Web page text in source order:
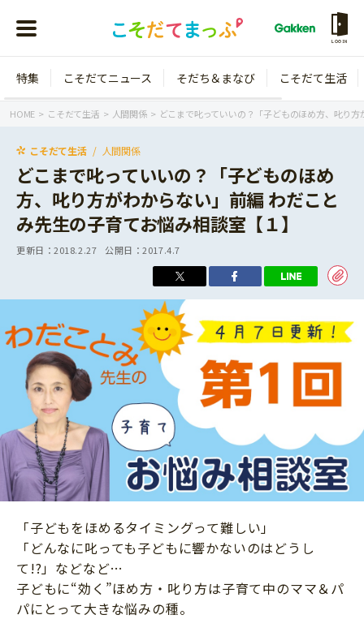
LOGIN
年齢から探す
3歳
年中
年長
小学1年生
小学2年生
小学3年生
小学4年生
小学5年生
小学6年生
こそだてニュース
イベント
ニュース
そだち＆まなび
ワーク・ドリル
幼稚園・保育園
小学校
科学・プログラミング
教育・学習
絵本・読み聞かせ
自由研究・工作
読書感想文
本・読書
こそだて生活
住まい
ファッション・美容
行事・イベント
親子でいっしょに
人間関係
おでかけ
こそだてマンガ
特集 こそだてニュース そだち＆まなび こそだて生活
HOME こそだて生活 人間関係 どこまで叱っていいの？「子どものほめ方、叱り
こそだて生活 人間関係
どこまで叱っていいの？「子どものほめ
方、叱り方がわからない」前編 わだこと
み先生の子育てお悩み相談室【１】
更新日：2018.2.27 公開日：2017.4.7
「子どもをほめるタイミングって難しい」
「どんなに叱っても子どもに響かないのはどうし
て!?」などなど…
子どもに“効く”ほめ方・叱り方は子育て中のママ＆パ
パにとって大きな悩みの種。